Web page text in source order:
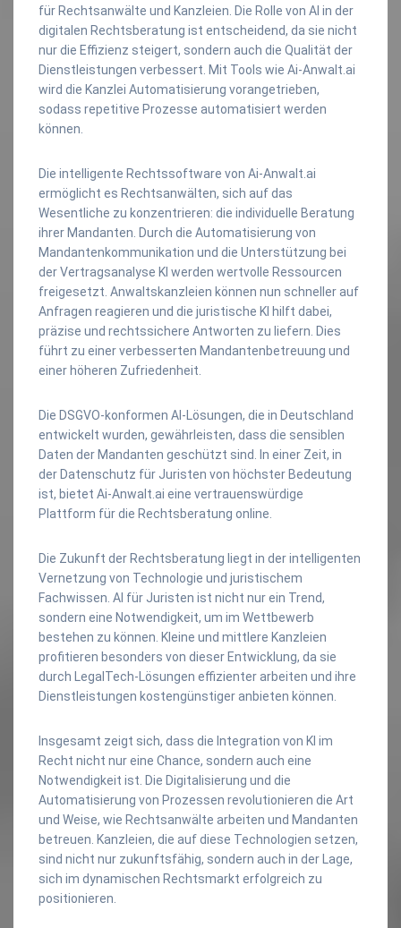
für Rechtsanwälte und Kanzleien. Die Rolle von AI in der
digitalen Rechtsberatung ist entscheidend, da sie nicht
nur die Effizienz steigert, sondern auch die Qualität der
Dienstleistungen verbessert. Mit Tools wie Ai-Anwalt.ai
wird die Kanzlei Automatisierung vorangetrieben,
sodass repetitive Prozesse automatisiert werden
können.
Die intelligente Rechtssoftware von Ai-Anwalt.ai
ermöglicht es Rechtsanwälten, sich auf das
Wesentliche zu konzentrieren: die individuelle Beratung
ihrer Mandanten. Durch die Automatisierung von
Mandantenkommunikation und die Unterstützung bei
der Vertragsanalyse KI werden wertvolle Ressourcen
freigesetzt. Anwaltskanzleien können nun schneller auf
Anfragen reagieren und die juristische KI hilft dabei,
präzise und rechtssichere Antworten zu liefern. Dies
führt zu einer verbesserten Mandantenbetreuung und
einer höheren Zufriedenheit.
Die DSGVO-konformen AI-Lösungen, die in Deutschland
entwickelt wurden, gewährleisten, dass die sensiblen
Daten der Mandanten geschützt sind. In einer Zeit, in
der Datenschutz für Juristen von höchster Bedeutung
ist, bietet Ai-Anwalt.ai eine vertrauenswürdige
Plattform für die Rechtsberatung online.
Die Zukunft der Rechtsberatung liegt in der intelligenten
Vernetzung von Technologie und juristischem
Fachwissen. AI für Juristen ist nicht nur ein Trend,
sondern eine Notwendigkeit, um im Wettbewerb
bestehen zu können. Kleine und mittlere Kanzleien
profitieren besonders von dieser Entwicklung, da sie
durch LegalTech-Lösungen effizienter arbeiten und ihre
Dienstleistungen kostengünstiger anbieten können.
Insgesamt zeigt sich, dass die Integration von KI im
Recht nicht nur eine Chance, sondern auch eine
Notwendigkeit ist. Die Digitalisierung und die
Automatisierung von Prozessen revolutionieren die Art
und Weise, wie Rechtsanwälte arbeiten und Mandanten
betreuen. Kanzleien, die auf diese Technologien setzen,
sind nicht nur zukunftsfähig, sondern auch in der Lage,
sich im dynamischen Rechtsmarkt erfolgreich zu
positionieren.